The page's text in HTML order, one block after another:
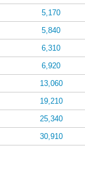
5,170
5,840
6,310
6,920
13,060
19,210
25,340
30,910